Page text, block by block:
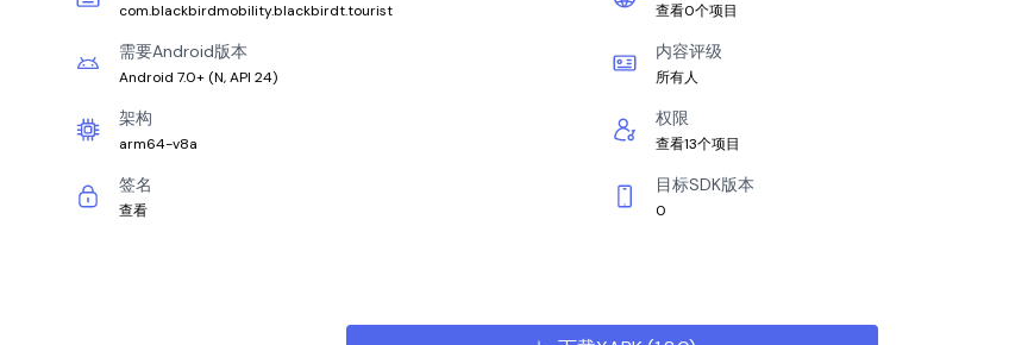
com.blackbirdmobility.blackbirdt.tourist 查看0个项目
需要Android版本
Android 7.0+ (N, API 24)
内容评级
所有人
架构
arm64-v8a
权限
查看13个项目
签名
查看
目标SDK版本
0